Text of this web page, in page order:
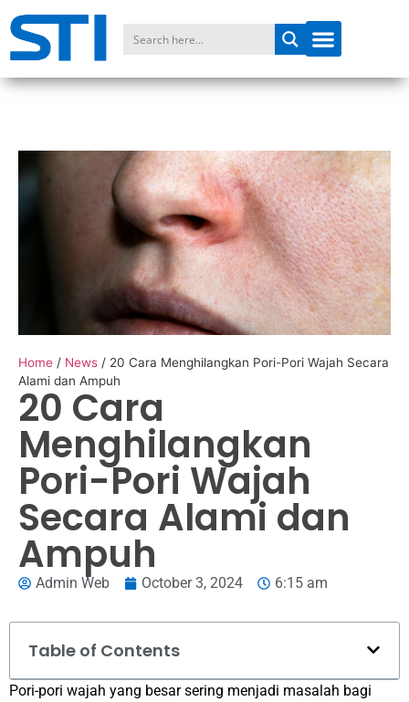
Home / News / 20 Cara Menghilangkan Pori-Pori Wajah Secara
Alami dan Ampuh
20 Cara
Menghilangkan
Pori-Pori Wajah
Secara Alami dan
Ampuh
Admin Web October 3, 2024 6:15 am
Table of Contents
Pori-pori wajah yang besar sering menjadi masalah bagi